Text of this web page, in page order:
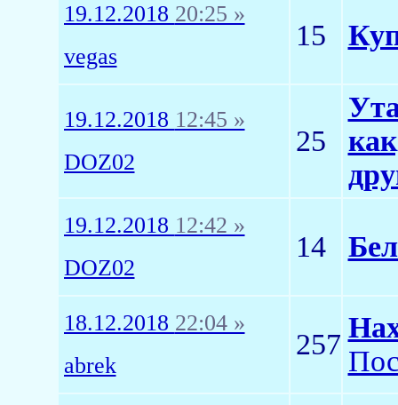
19.12.2018 20:25 »
vegas
15
19.12.2018 12:45 »
DOZ02
25
19.12.2018 12:42 »
DOZ02
14
18.12.2018 22:04 »
abrek
257